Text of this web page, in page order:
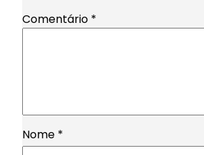
Comentário *
Nome *